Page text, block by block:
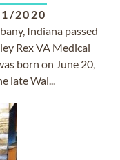
2020
Indiana passed
Rex VA Medical
born on June 20,
late Wal...